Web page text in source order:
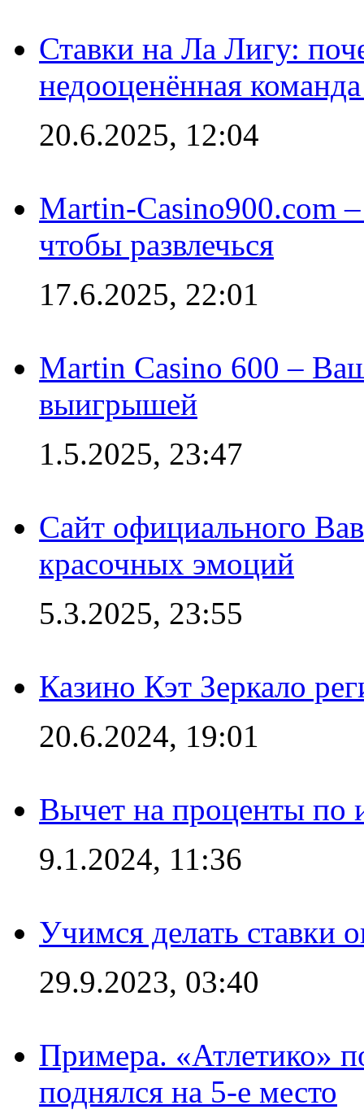
Ставки на Ла Лигу:
недооценённая
20.6.2025, 12:04
Martin-Casino900.com
чтобы развлечься
17.6.2025, 22:01
Martin Casino 600 –
выигрышей
1.5.2025, 23:47
Сайт официального
красочных эмоций
5.3.2025, 23:55
Казино Кэт Зеркало
20.6.2024, 19:01
Вычет на проценты по
9.1.2024, 11:36
Учимся делать ставки
29.9.2023, 03:40
Примера. «Атлетико»
поднялся на 5-е место